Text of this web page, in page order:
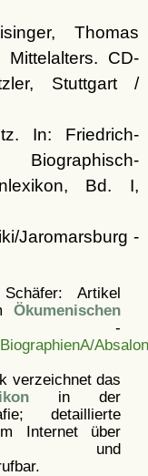
Thomas
CD-
Stuttgart /
In: Friedrich-
Bd. I,
Jaromarsburg -
Artikel
Ökumenischen
verzeichnet das
in der
detaillierte
Internet über